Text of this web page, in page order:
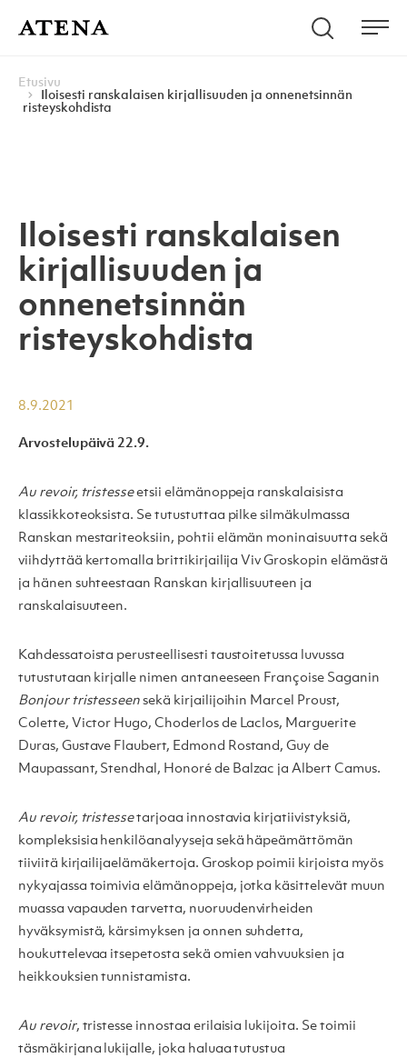
Atena Kustannus Hae
Navigoi
Etusivu
Iloisesti ranskalaisen kirjallisuuden ja onnenetsinnän
risteyskohdista
Iloisesti ranskalaisen
kirjallisuuden ja
onnenetsinnän
risteyskohdista
8.9.2021
Arvostelupäivä 22.9.
Au revoir, tristesseetsii elämänoppeja ranskalaisista
klassikkoteoksista. Se tutustuttaa pilke silmäkulmassa
Ranskan mestariteoksiin, pohtii elämän moninaisuutta sekä
viihdyttää kertomalla brittikirjailija Viv Groskopin elämästä
ja hänen suhteestaan Ranskan kirjallisuuteen ja
ranskalaisuuteen.
Kahdessatoista perusteellisesti taustoitetussa luvussa
tutustutaan kirjalle nimen antaneeseen Françoise Saganin
Bonjour tristesseen sekä kirjailijoihin Marcel Proust,
Colette, Victor Hugo, Choderlos de Laclos, Marguerite
Duras, Gustave Flaubert, Edmond Rostand, Guy de
Maupassant, Stendhal, Honoré de Balzac ja Albert Camus.
Au revoir, tristessetarjoaa innostavia kirjatiivistyksiä,
kompleksisia henkilöanalyyseja sekä häpeämättömän
tiiviitä kirjailijaelämäkertoja. Groskop poimii kirjoista myös
nykyajassa toimivia elämänoppeja, jotka käsittelevät muun
muassa vapauden tarvetta, nuoruudenvirheiden
hyväksymistä, kärsimyksen ja onnen suhdetta,
houkuttelevaa itsepetosta sekä omien vahvuuksien ja
heikkouksien tunnistamista.
Au revoir, tristesse innostaa erilaisia lukijoita. Se toimii
täsmäkirjana lukijalle, joka haluaa tutustua